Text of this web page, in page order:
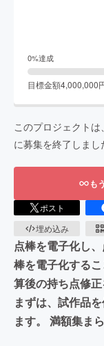
0%達成
目標金額4,000,000
このプロジェクトは、
に募集を終了しまし
も
ポスト
埋め込み
点棒を電子化し
棒を電子化する
算後の持ち点修
まずは、試作品
ます。 満額集ま